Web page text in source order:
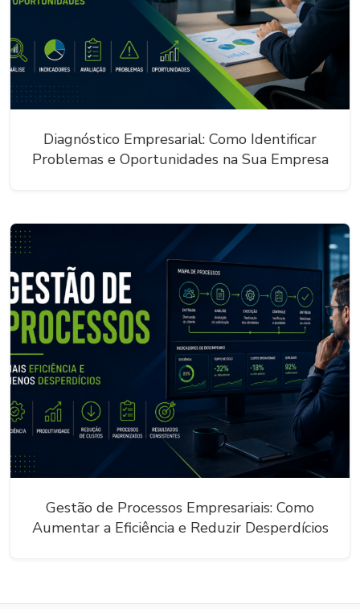
Diagnóstico Empresarial: Como Identificar
Problemas e Oportunidades na Sua Empresa
Gestão de Processos Empresariais: Como
Aumentar a Eficiência e Reduzir Desperdícios